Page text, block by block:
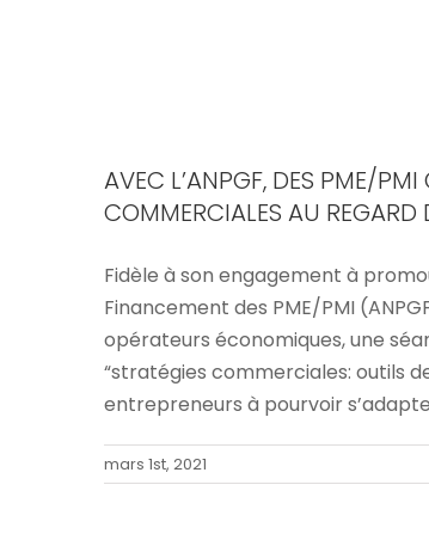
AVEC L’ANPGF, DES PME/PMI
COMMERCIALES AU REGARD
Fidèle à son engagement à
Financement des PME/PMI
opérateurs économiques, une
“stratégies commerciales: outils
entrepreneurs à pourvoir
mars 1st, 2021
AVEC L’ANPGF, LES